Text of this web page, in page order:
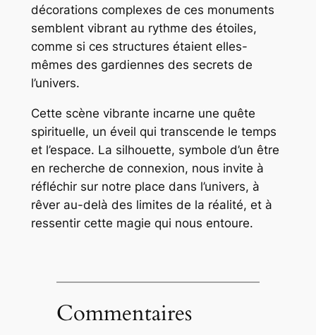
décorations complexes de ces monuments
semblent vibrant au rythme des étoiles,
comme si ces structures étaient elles-
mêmes des gardiennes des secrets de
l’univers.
Cette scène vibrante incarne une quête
spirituelle, un éveil qui transcende le temps
et l’espace. La silhouette, symbole d’un être
en recherche de connexion, nous invite à
réfléchir sur notre place dans l’univers, à
rêver au-delà des limites de la réalité, et à
ressentir cette magie qui nous entoure.
Commentaires